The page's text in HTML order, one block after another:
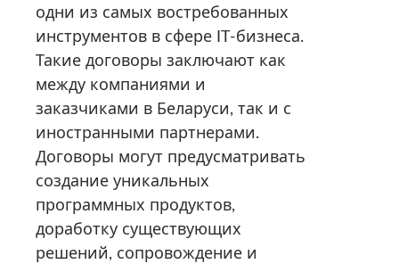
одни из самых востребованных
инструментов в сфере IT-бизнеса.
Такие договоры заключают как
между компаниями и
заказчиками в Беларуси, так и с
иностранными партнерами.
Договоры могут предусматривать
создание уникальных
программных продуктов,
доработку существующих
решений, сопровождение и